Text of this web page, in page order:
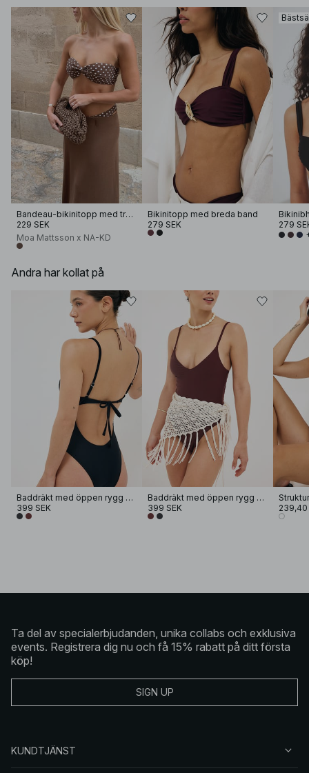
Bandeau-bikinitopp med tryck
229 SEK
Moa Mattsson x NA-KD
Bikinitopp med breda band
279 SEK
279
Andra har kollat på
Baddräkt med öppen rygg och urringning
399 SEK
Baddräkt med öppen rygg och urringning
399 SEK
239,40
Ta del av specialerbjudanden, unika collabs och exklusiva
events. Registrera dig nu och få 15% rabatt på ditt första
köp!
SIGN UP
KUNDTJÄNST